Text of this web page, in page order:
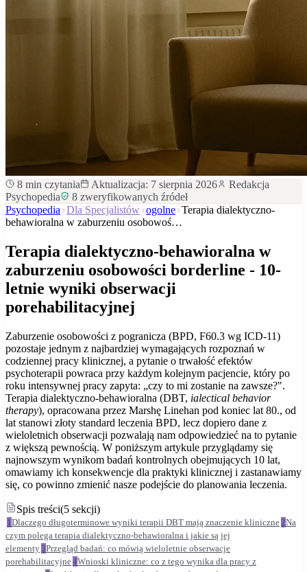
8 min czytania Aktualizacja: 7 sierpnia 2026
Redakcja
Psychopedia
8 zweryfikowanych źródeł
Psychopedia Dla Specjalistów ogolne Terapia dialektyczno-
behawioralna w zaburzeniu osobowoś…
Terapia dialektyczno-behawioralna w
zaburzeniu osobowości borderline - 10-
letnie wyniki obserwacji
porehabilitacyjnej
Zaburzenie osobowości z pogranicza (BPD, F60.3 wg ICD-11)
pozostaje jednym z najbardziej wymagających rozpoznań w
codziennej pracy klinicznej, a pytanie o trwałość efektów
psychoterapii powraca przy każdym kolejnym pacjencie, który po
roku intensywnej pracy zapyta: „czy to mi zostanie na zawsze?".
Terapia dialektyczno-behawioralna (DBT, ialectical behavior
therapy), opracowana przez Marshę Linehan pod koniec lat 80., od
lat stanowi złoty standard leczenia BPD, lecz dopiero dane z
wieloletnich obserwacji pozwalają nam odpowiedzieć na to pytanie
z większą pewnością. W poniższym artykule przyglądamy się
najnowszym wynikom badań kontrolnych obejmujących 10 lat,
omawiamy ich konsekwencje dla praktyki klinicznej i zastanawiamy
się, co powinno zmienić nasze podejście do planowania leczenia.
Spis treści(5 sekcji)
1 Dlaczego długoterminowe wyniki terapii DBT mają znaczenie kliniczne 2Na
czym polega terapia dialektyczno-behawioralna i jakie są jej
elementy3Przegląd badań: co mówią wieloletnie obserwacje
porehabilitacyjne4Wnioski kliniczne: co z tego wynika dla pracy z